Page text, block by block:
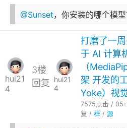
@Sunset，你安装的哪个模型
hui21
4
3楼
回复 hui21
4
打磨了一
于 AI 计算
（
架 开发的
Yoke）视
7575点击 /
复 / 样/ 源